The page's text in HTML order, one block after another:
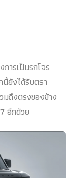
ารเป็นรถโจร
ยังได้รับตรา
ถึงตรงของข้าง
อีกด้วย